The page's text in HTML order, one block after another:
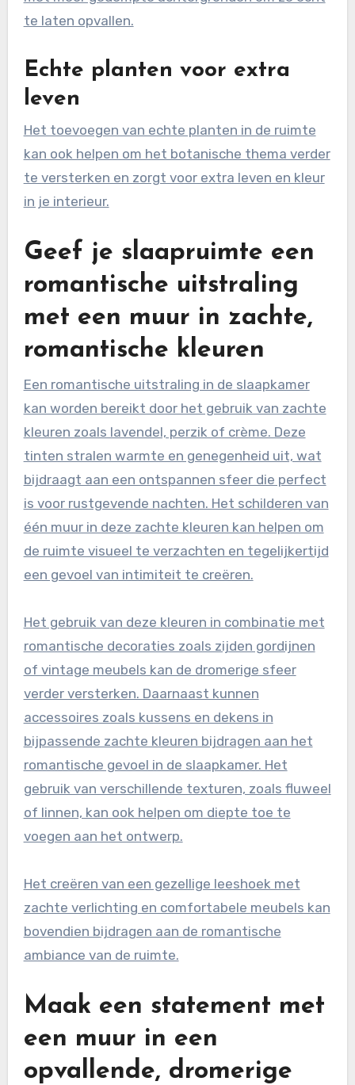
te laten opvallen.
Echte planten voor extra
leven
Het toevoegen van echte planten in de ruimte
kan ook helpen om het botanische thema verder
te versterken en zorgt voor extra leven en kleur
in je interieur.
Geef je slaapruimte een
romantische uitstraling
met een muur in zachte,
romantische kleuren
Een romantische uitstraling in de slaapkamer
kan worden bereikt door het gebruik van zachte
kleuren zoals lavendel, perzik of crème. Deze
tinten stralen warmte en genegenheid uit, wat
bijdraagt aan een ontspannen sfeer die perfect
is voor rustgevende nachten. Het schilderen van
één muur in deze zachte kleuren kan helpen om
de ruimte visueel te verzachten en tegelijkertijd
een gevoel van intimiteit te creëren.
Het gebruik van deze kleuren in combinatie met
romantische decoraties zoals zijden gordijnen
of vintage meubels kan de dromerige sfeer
verder versterken. Daarnaast kunnen
accessoires zoals kussens en dekens in
bijpassende zachte kleuren bijdragen aan het
romantische gevoel in de slaapkamer. Het
gebruik van verschillende texturen, zoals fluweel
of linnen, kan ook helpen om diepte toe te
voegen aan het ontwerp.
Het creëren van een gezellige leeshoek met
zachte verlichting en comfortabele meubels kan
bovendien bijdragen aan de romantische
ambiance van de ruimte.
Maak een statement met
een muur in een
opvallende, dromerige